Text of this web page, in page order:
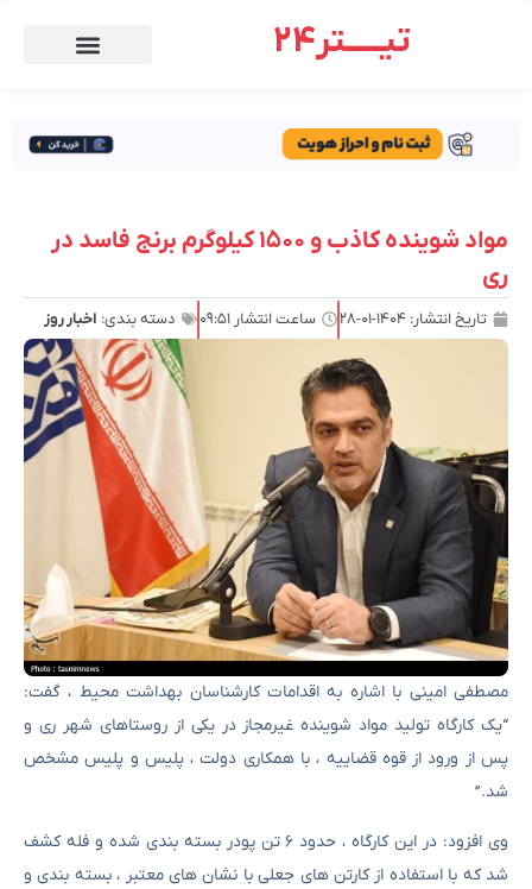
تیـــــتر24
مواد شوینده کاذب و ۱۵۰۰ کیلوگرم برنج فاسد در
ری
تاریخ انتشار: ۱۴۰۴-۰۱-۲۸ ساعت انتشار ۰۹:۵۱ دسته بندی: اخبار روز
مصطفی امینی با اشاره به اقدامات کارشناسان بهداشت محیط ، گفت:
“یک کارگاه تولید مواد شوینده غیرمجاز در یکی از روستاهای شهر ری و
پس از ورود از قوه قضاییه ، با همکاری دولت ، پلیس و پلیس مشخص
شد.”
وی افزود: در این کارگاه ، حدود ۶ تن پودر بسته بندی شده و فله کشف
شد که با استفاده از کارتن های جعلی با نشان های معتبر ، بسته بندی و